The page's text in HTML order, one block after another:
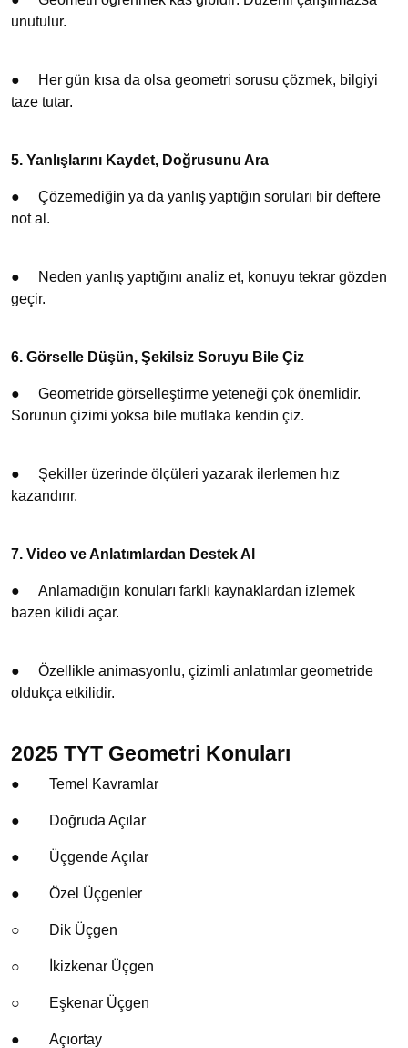
unutulur.
●
Her gün kısa da olsa geometri sorusu çözmek, bilgiyi
taze tutar.
5. Yanlışlarını Kaydet, Doğrusunu Ara
● Çözemediğin ya da yanlış yaptığın soruları bir deftere
not al.
●
Neden yanlış yaptığını analiz et, konuyu tekrar gözden
geçir.
6. Görselle Düşün, Şekilsiz Soruyu Bile Çiz
● Geometride görselleştirme yeteneği çok önemlidir.
Sorunun çizimi yoksa bile mutlaka kendin çiz.
● Şekiller üzerinde ölçüleri yazarak ilerlemen hız
kazandırır.
7. Video ve Anlatımlardan Destek Al
● Anlamadığın konuları farklı kaynaklardan izlemek
bazen kilidi açar.
● Özellikle animasyonlu, çizimli anlatımlar geometride
oldukça etkilidir.
2025 TYT Geometri Konuları
● Temel Kavramlar
● Doğruda Açılar
● Üçgende Açılar
● Özel Üçgenler
○ Dik Üçgen
○ İkizkenar Üçgen
○ Eşkenar Üçgen
● Açıortay